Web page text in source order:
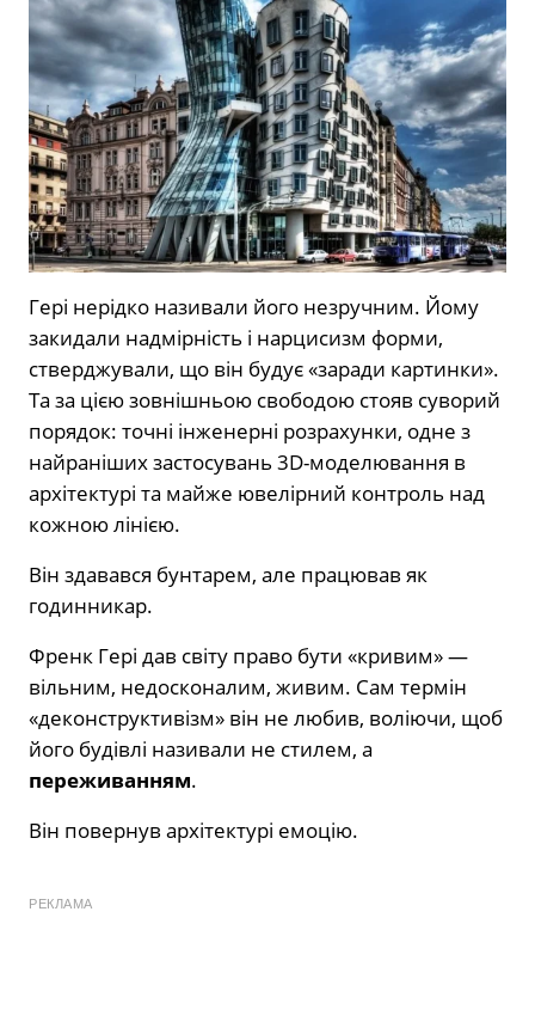
Гері нерідко називали його незручним. Йому
закидали надмірність і нарцисизм форми,
стверджували, що він будує «заради картинки».
Та за цією зовнішньою свободою стояв суворий
порядок: точні інженерні розрахунки, одне з
найраніших застосувань 3D-моделювання в
архітектурі та майже ювелірний контроль над
кожною лінією.
Він здавався бунтарем, але працював як
годинникар.
Френк Гері дав світу право бути «кривим» —
вільним, недосконалим, живим. Сам термін
«деконструктивізм» він не любив, воліючи, щоб
його будівлі називали не стилем, а
переживанням.
Він повернув архітектурі емоцію.
РЕКЛАМА